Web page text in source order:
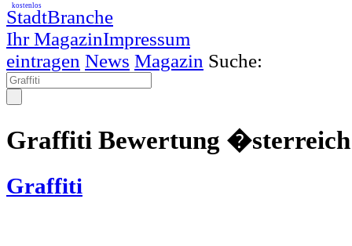
StadtBranche
Ihr MagazinImpressum
kostenlos
eintragen News Magazin Suche:
Graffiti Bewertung �sterreich
Graffiti